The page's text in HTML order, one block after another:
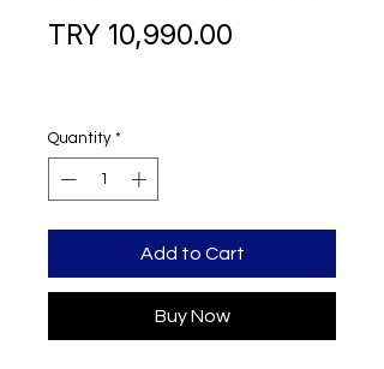
TRY 10,990.00
Quantity *
Add to Cart
Buy Now